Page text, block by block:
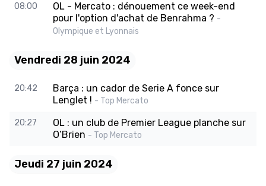
08:00
OL - Mercato : dénouement ce week-end
pour l'option d'achat de Benrahma ? -
Olympique et Lyonnais
Vendredi 28 juin 2024
20:42
Barça : un cador de Serie A fonce sur
Lenglet ! - Top Mercato
20:27
OL : un club de Premier League planche sur
O’Brien - Top Mercato
Jeudi 27 juin 2024